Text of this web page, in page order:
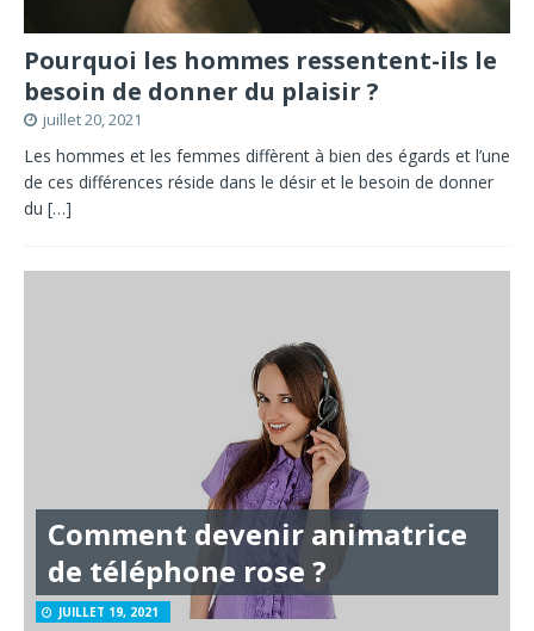
Pourquoi les hommes ressentent-ils le
besoin de donner du plaisir ?
juillet 20, 2021
Les hommes et les femmes diffèrent à bien des égards et l’une
de ces différences réside dans le désir et le besoin de donner
du […]
Comment devenir animatrice
de téléphone rose ?
JUILLET 19, 2021